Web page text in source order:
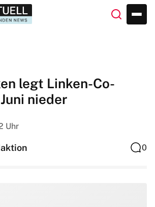
legt Linken-Co-
nieder
Uhr
0